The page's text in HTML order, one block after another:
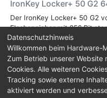
IronKey Locker+ 50 G2
Der IronKey Locker+ 50 G2
Flashspeicher mit 256 Bit
XTS-Modus. Wir haben das
genauer begutachtet.
Impressum|
Datenschutzhinweis
Willkommen beim Hardware-
Zum Betrieb unserer
Cookies. Alle weiteren
Tracking sowie externe
aktiviert werden und